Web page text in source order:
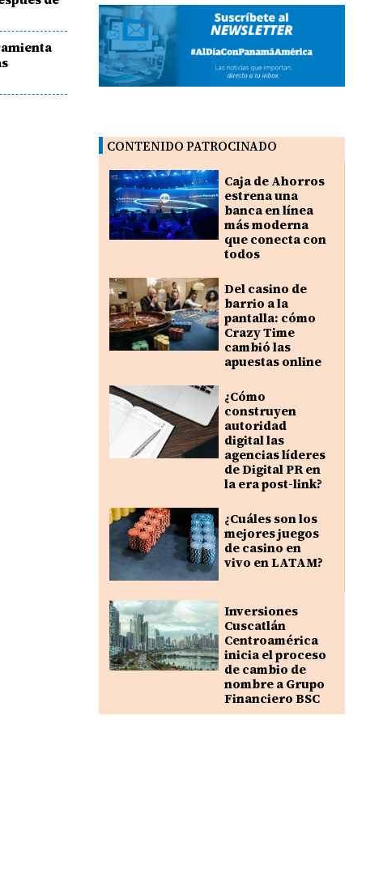
CONTENIDO PATROCINADO
Caja de Ahorros
estrena una
banca en línea
más moderna
que conecta con
todos
Del casino de
barrio a la
pantalla: cómo
Crazy Time
cambió las
apuestas online
¿Cómo
construyen
autoridad
digital las
agencias líderes
de Digital PR en
la era post-link?
¿Cuáles son los
mejores juegos
de casino en
vivo en LATAM?
Inversiones
Cuscatlán
Centroamérica
inicia el proceso
de cambio de
nombre a Grupo
Financiero BSC